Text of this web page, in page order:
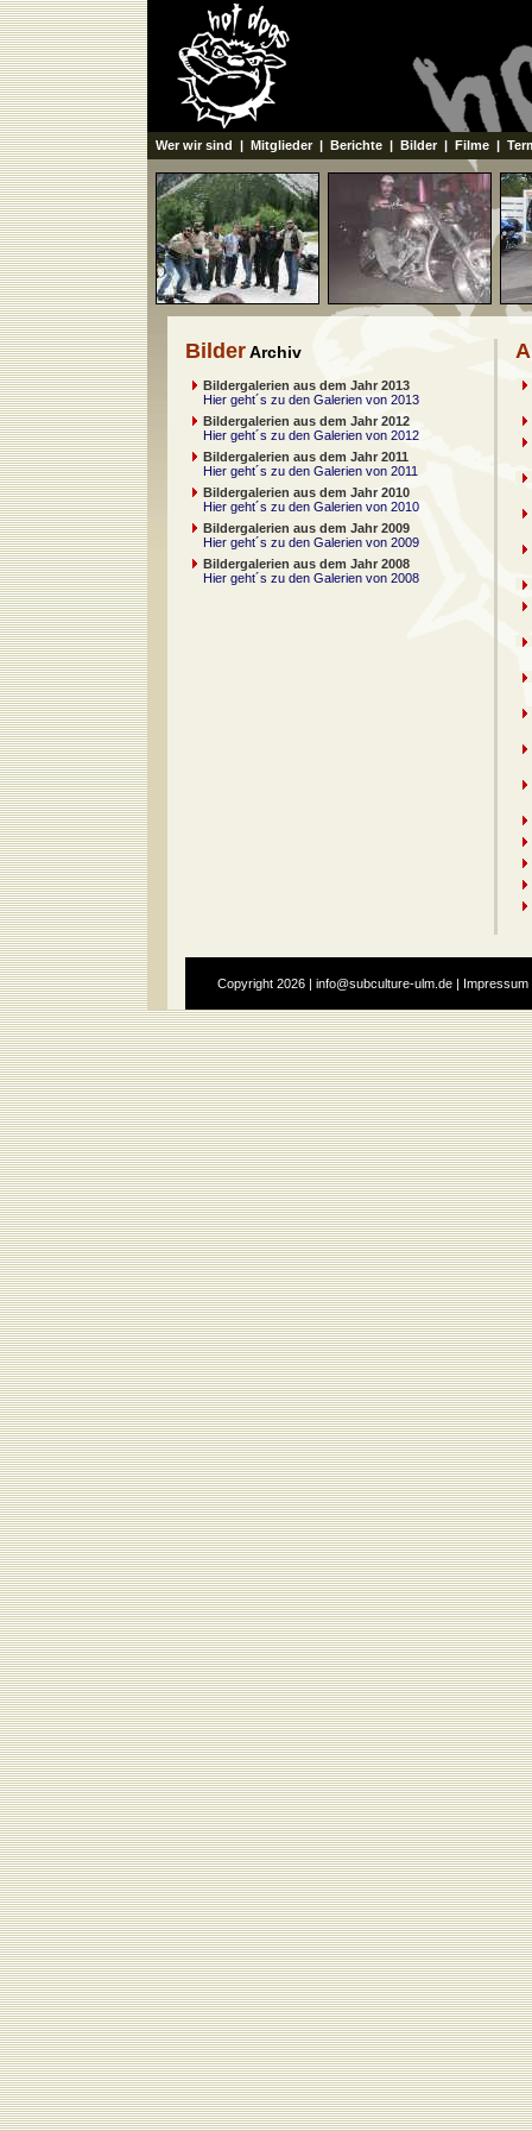
Wer wir sind | Mitglieder | Berichte | Bilder | Filme |
BilderArchiv
Bildergalerien aus dem Jahr 2013
Hier geht´s zu den Galerien von 2013
Bildergalerien aus dem Jahr 2012
Hier geht´s zu den Galerien von 2012
Bildergalerien aus dem Jahr 2011
Hier geht´s zu den Galerien von 2011
Bildergalerien aus dem Jahr 2010
Hier geht´s zu den Galerien von 2010
Bildergalerien aus dem Jahr 2009
Hier geht´s zu den Galerien von 2009
Bildergalerien aus dem Jahr 2008
Hier geht´s zu den Galerien von 2008
Copyright 2026 | info@subculture-ulm.de| Impressum